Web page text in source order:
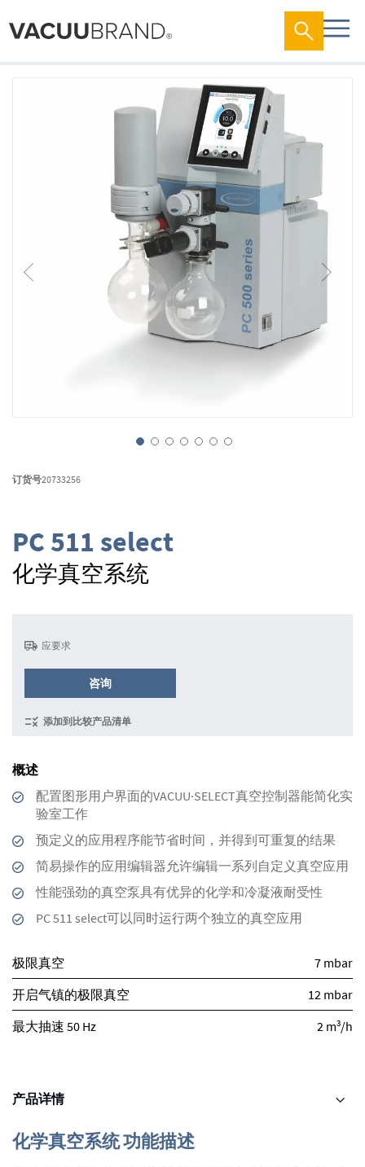
转
库
开
头
PC 511 select
化学真空系统
概述
配置图形用户界面的VACUU·SELECT真空控制器能简化实
验室工作
预定义的应用程序能节省时间，并得到可重复的结果
简易操作的应用编辑器允许编辑一系列自定义真空应用
性能强劲的真空泵具有优异的化学和冷凝液耐受性
PC 511 select可以同时运行两个独立的真空应用
极限真空
7 mbar
开启气镇的极限真空
12 mbar
最大抽速 50 Hz
2 m3/h
订货号20733256
应要求
咨询
添加到比较产品清单
产品详情
化学真空系统 功能描述